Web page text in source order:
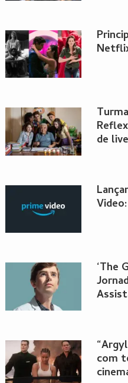
de
‘The
com